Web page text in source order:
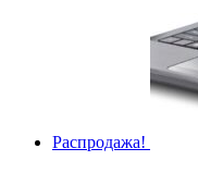
Распродажа!